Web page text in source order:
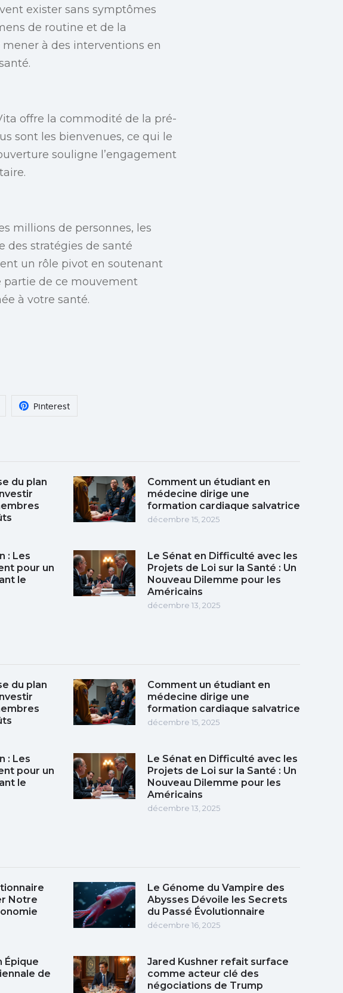
exister sans symptômes
de routine et de la
à des interventions en
offre la commodité de la pré-
sont les bienvenues, ce qui le
souligne l’engagement
millions de personnes, les
des stratégies de santé
un rôle pivot en soutenant
partie de ce mouvement
à votre santé.
Pinterest
du plan
Comment un étudiant en
médecine dirige une
formation cardiaque salvatrice
décembre 15, 2025
: Les
pour un
le
Le Sénat en Difficulté avec les
Projets de Loi sur la Santé : Un
Nouveau Dilemme pour les
Américains
décembre 13, 2025
du plan
Comment un étudiant en
médecine dirige une
formation cardiaque salvatrice
décembre 15, 2025
: Les
pour un
le
Le Sénat en Difficulté avec les
Projets de Loi sur la Santé : Un
Nouveau Dilemme pour les
Américains
décembre 13, 2025
Notre
Le Génome du Vampire des
Abysses Dévoile les Secrets
du Passé Évolutionnaire
décembre 16, 2025
Épique
de
Jared Kushner refait surface
comme acteur clé des
négociations de Trump